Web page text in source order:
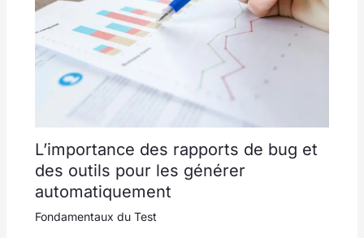
L’importance des rapports de bug et
des outils pour les générer
automatiquement
Fondamentaux du Test